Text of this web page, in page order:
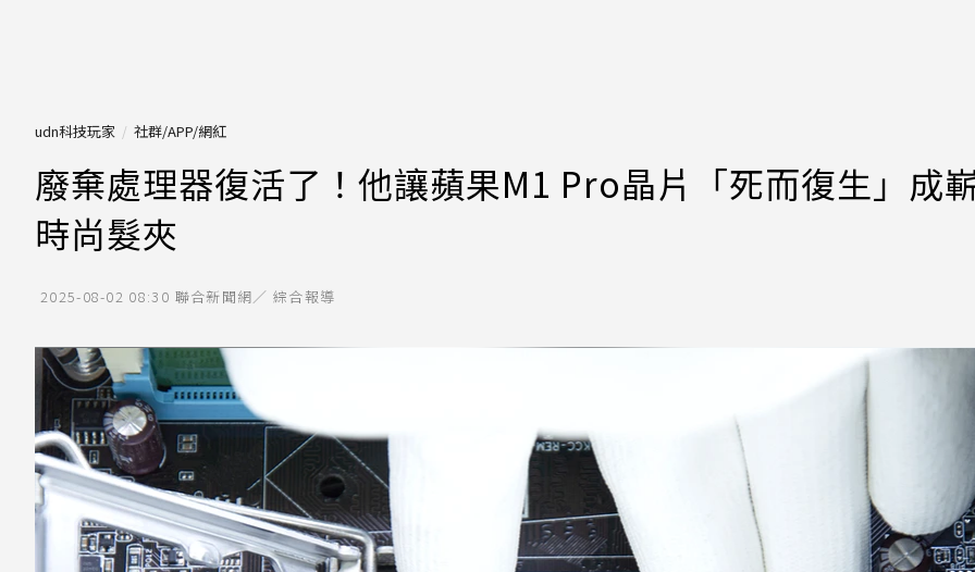
udn科技玩家 社群/APP/網紅
廢棄處理器復活了！他讓蘋果M1 Pro晶片「死而復生」成
時尚髮夾
2025-08-02 08:30 聯合新聞網／ 綜合報導